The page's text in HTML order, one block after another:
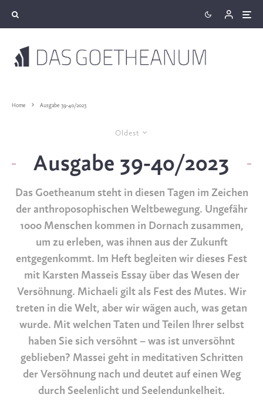
Home Ausgabe 39-40/2023
Oldest
Ausgabe 39-40/2023
Das Goetheanum steht in diesen Tagen im Zeichen
der anthroposophischen Weltbewegung. Ungefähr
1000 Menschen kommen in Dornach zusammen,
um zu erleben, was ihnen aus der Zukunft
entgegenkommt. Im Heft begleiten wir dieses Fest
mit Karsten Masseis Essay über das Wesen der
Versöhnung. Michaeli gilt als Fest des Mutes. Wir
treten in die Welt, aber wir wägen auch, was getan
wurde. Mit welchen Taten und Teilen Ihrer selbst
haben Sie sich versöhnt – was ist unversöhnt
geblieben? Massei geht in meditativen Schritten
der Versöhnung nach und deutet auf einen Weg
durch Seelenlicht und Seelendunkelheit.